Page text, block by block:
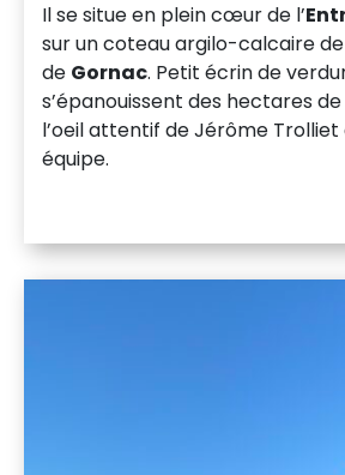
Il se situe en plein cœur de l’
sur un coteau argilo-calcaire
de Gornac. Petit écrin de
s’épanouissent des hectares de
l’oeil attentif de Jérôme Trolliet
équipe.